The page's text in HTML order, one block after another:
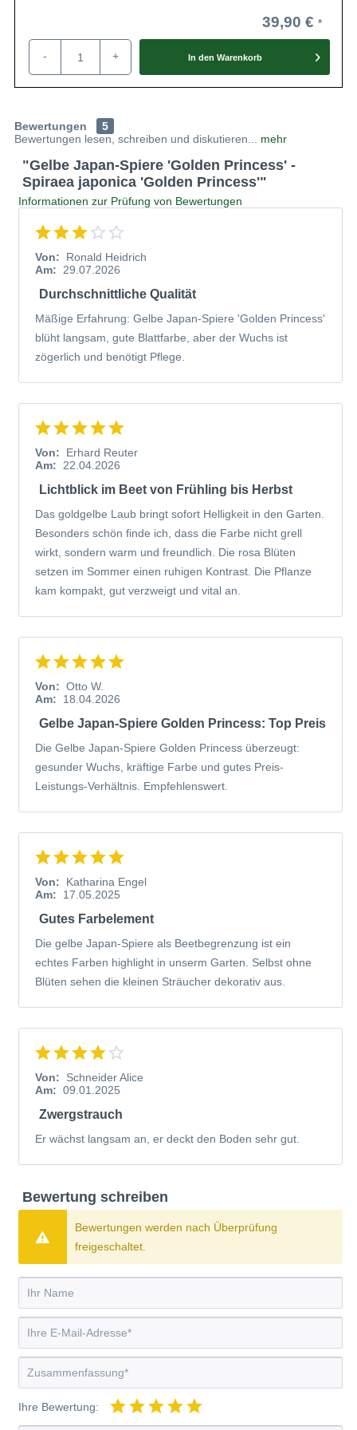
39,90 €
- + In den Warenkorb
Bewertungen
5
Bewertungen lesen, schreiben und diskutieren...
mehr
"Gelbe Japan-Spiere 'Golden Princess' -
Spiraea japonica 'Golden Princess'"
Informationen zur Prüfung von Bewertungen
Von:
Ronald Heidrich
Am:
29.07.2026
Durchschnittliche Qualität
Mäßige Erfahrung: Gelbe Japan-Spiere 'Golden Princess'
blüht langsam, gute Blattfarbe, aber der Wuchs ist
zögerlich und benötigt Pflege.
Von:
Erhard Reuter
Am:
22.04.2026
Lichtblick im Beet von Frühling bis Herbst
Das goldgelbe Laub bringt sofort Helligkeit in den Garten.
Besonders schön finde ich, dass die Farbe nicht grell
wirkt, sondern warm und freundlich. Die rosa Blüten
setzen im Sommer einen ruhigen Kontrast. Die Pflanze
kam kompakt, gut verzweigt und vital an.
Von: Otto W.
Am:
18.04.2026
Gelbe Japan-Spiere Golden Princess: Top Preis
Die Gelbe Japan-Spiere Golden Princess überzeugt:
gesunder Wuchs, kräftige Farbe und gutes Preis-
Leistungs-Verhältnis. Empfehlenswert.
Von:
Katharina Engel
Am:
17.05.2025
Gutes Farbelement
Die gelbe Japan-Spiere als Beetbegrenzung ist ein
echtes Farben highlight in unserm Garten. Selbst ohne
Blüten sehen die kleinen Sträucher dekorativ aus.
Von:
Schneider Alice
Am: 09.01.2025
Zwergstrauch
Er wächst langsam an, er deckt den Boden sehr gut.
Bewertung schreiben
Bewertungen werden nach Überprüfung
freigeschaltet.
Ihre Bewertung: